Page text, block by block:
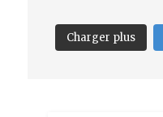
Charger plus